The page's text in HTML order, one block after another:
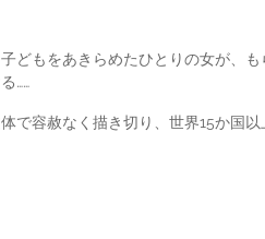
どもをあきらめたひとりの女が、
……
で容赦なく描き切り、世界15か国